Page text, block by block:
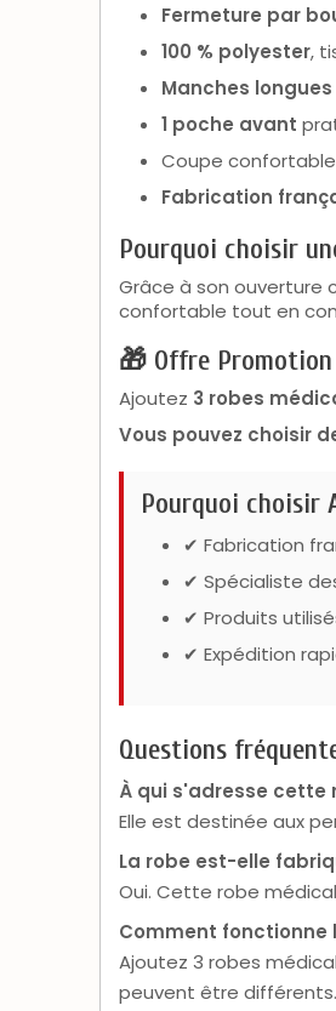
Fermeture par
100 % polyester,
Manches longues
1 poche avant
Coupe
Fabrication
Pourquoi choisir
Grâce à son ouverture
confortable tout en
🎁 Offre
Ajoutez 3 robes
Vous pouvez choisir
Pourquoi choisir
✔ Fabrication
✔ Spécialiste
✔ Produits
✔ Expédition
Questions
À qui s'adresse cette
Elle est destinée aux
La robe est-elle
Oui. Cette robe
Comment fonctionne
Ajoutez 3 robes
peuvent être différents.